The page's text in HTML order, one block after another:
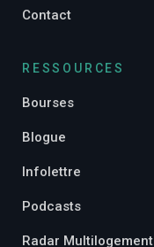
Contact
RESSOURCES
Bourses
Blogue
Infolettre
Podcasts
Radar Multilogement